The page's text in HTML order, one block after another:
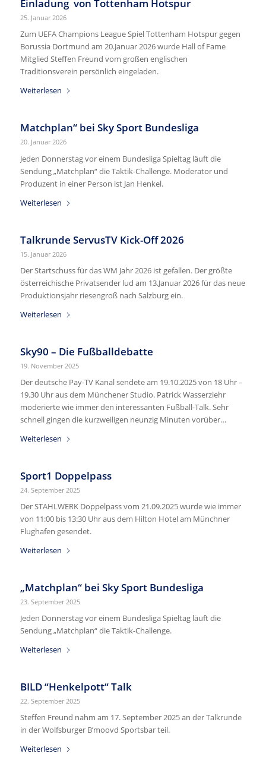
Einladung von Tottenham Hotspur
25. Januar 2026
Zum UEFA Champions League Spiel Tottenham Hotspur gegen
Borussia Dortmund am 20.Januar 2026 wurde Hall of Fame
Mitglied Steffen Freund vom großen englischen
Traditionsverein persönlich eingeladen.
Weiterlesen
Matchplan“ bei Sky Sport Bundesliga
20. Januar 2026
Jeden Donnerstag vor einem Bundesliga Spieltag läuft die
Sendung „Matchplan“ die Taktik-Challenge. Moderator und
Produzent in einer Person ist Jan Henkel.
Weiterlesen
Talkrunde ServusTV Kick-Off 2026
15. Januar 2026
Der Startschuss für das WM Jahr 2026 ist gefallen. Der größte
österreichische Privatsender lud am 13.Januar 2026 für das neue
Produktionsjahr riesengroß nach Salzburg ein.
Weiterlesen
Sky90 – Die Fußballdebatte
19. November 2025
Der deutsche Pay-TV Kanal sendete am 19.10.2025 von 18 Uhr –
19.30 Uhr aus dem Münchener Studio. Patrick Wasserziehr
moderierte wie immer den interessanten Fußball-Talk. Sehr
schnell gingen die kurzweiligen neunzig Minuten vorüber…
Weiterlesen
Sport1 Doppelpass
24. September 2025
Der STAHLWERK Doppelpass vom 21.09.2025 wurde wie immer
von 11:00 bis 13:30 Uhr aus dem Hilton Hotel am Münchner
Flughafen gesendet.
Weiterlesen
„Matchplan“ bei Sky Sport Bundesliga
23. September 2025
Jeden Donnerstag vor einem Bundesliga Spieltag läuft die
Sendung „Matchplan“ die Taktik-Challenge.
Weiterlesen
BILD “Henkelpott“ Talk
22. September 2025
Steffen Freund nahm am 17. September 2025 an der Talkrunde
in der Wolfsburger B’moovd Sportsbar teil.
Weiterlesen